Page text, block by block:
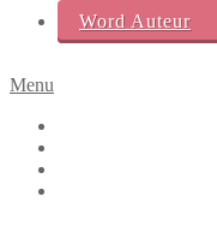
Word Auteur
Menu